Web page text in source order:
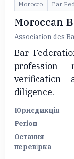
Morocco Bar
Moroccan
Association des
Bar
profession
verification
diligence.
Юрисдикція
Регіон
Остання
перевірка